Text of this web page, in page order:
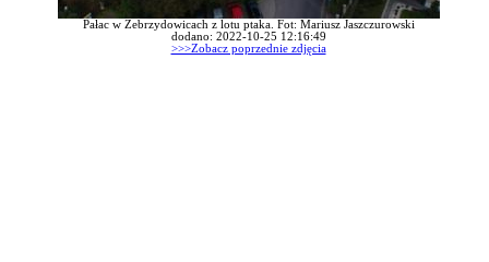
Pałac w Zebrzydowicach z lotu ptaka. Fot: Mariusz Jaszczurowski
dodano: 2022-10-25 12:16:49
>>>Zobacz poprzednie zdjęcia